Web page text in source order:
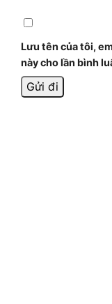
Lưu tên của tôi,
này cho lần bình